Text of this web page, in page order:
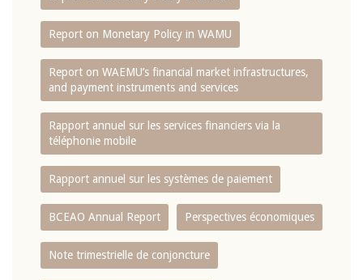
Report on Monetary Policy in WAMU
Report on WAEMU’s financial market infrastructures,
and payment instruments and services
Rapport annuel sur les services financiers via la
téléphonie mobile
Rapport annuel sur les systèmes de paiement
BCEAO Annual Report Perspectives économiques
Note trimestrielle de conjoncture